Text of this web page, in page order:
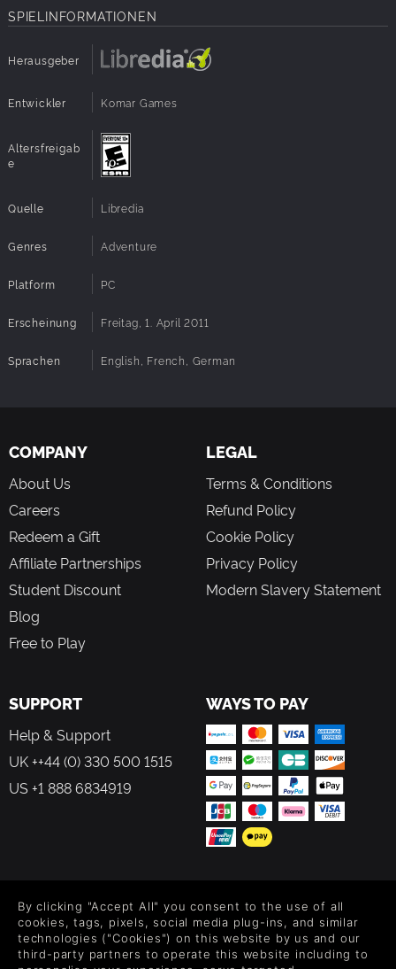
SPIELINFORMATIONEN
Herausgeber
Entwickler Komar Games
Altersfreigab
e
Quelle Libredia
Genres Adventure
Platform PC
Erscheinung Freitag, 1. April 2011
Sprachen English, French, German
COMPANY
About Us
Careers
Redeem a Gift
Affiliate Partnerships
Student Discount
Blog
Free to Play
LEGAL
Terms & Conditions
Refund Policy
Cookie Policy
Privacy Policy
Modern Slavery Statement
SUPPORT
Help & Support
UK ++44 (0) 330 500 1515
US +1 888 6834919
WAYS TO PAY
Level up your inbox: Get emails for new releases, sales,
wishlists, and XP offers on games.
By clicking "Accept All" you consent to the use of all
cookies, tags, pixels, social media plug-ins, and similar
technologies ("Cookies") on this website by us and our
third-party partners to operate this website including to